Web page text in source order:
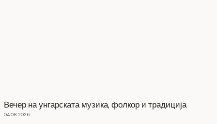
Вечер на унгарската музика, фолкор и традиција
04.08.2026